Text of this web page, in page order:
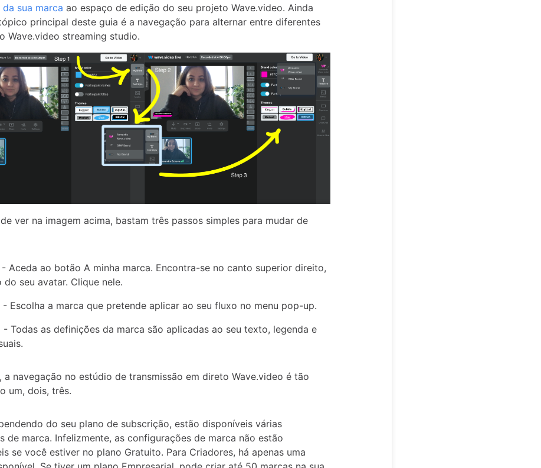
sua marca ao espaço de edição do seu projeto Wave.video. Ainda
principal deste guia é a navegação para alternar entre diferentes
Wave.video streaming studio.
ver na imagem acima, bastam três passos simples para mudar de
- Aceda ao botão A minha marca. Encontra-se no canto superior direito,
do seu avatar. Clique nele.
- Escolha a marca que pretende aplicar ao seu fluxo no menu pop-up.
- Todas as definições da marca são aplicadas ao seu texto, legenda e
a navegação no estúdio de transmissão em direto Wave.video é tão
um, dois, três.
do seu plano de subscrição, estão disponíveis várias
de marca. Infelizmente, as configurações de marca não estão
se você estiver no plano Gratuito. Para Criadores, há apenas uma